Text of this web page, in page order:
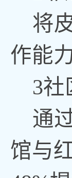
将
作能
3社
通
馆与